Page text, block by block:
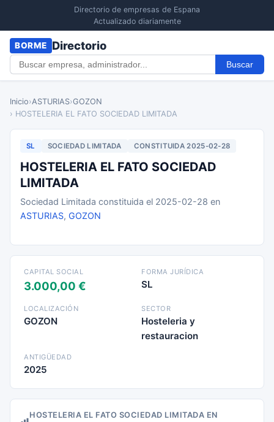
Directorio de empresas de Espana
Actualizado diariamente
BORME Directorio
Buscar
Inicio›ASTURIAS›GOZON
› HOSTELERIA EL FATO SOCIEDAD LIMITADA
SL SOCIEDAD LIMITADA CONSTITUIDA 2025-02-28
HOSTELERIA EL FATO SOCIEDAD
LIMITADA
Sociedad Limitada constituida el 2025-02-28 en
ASTURIAS, GOZON
CAPITAL SOCIAL
3.000,00 €
FORMA JURÍDICA
SL
LOCALIZACIÓN
GOZON
SECTOR
Hosteleria y
restauracion
ANTIGÜEDAD
2025
HOSTELERIA EL FATO SOCIEDAD LIMITADA EN